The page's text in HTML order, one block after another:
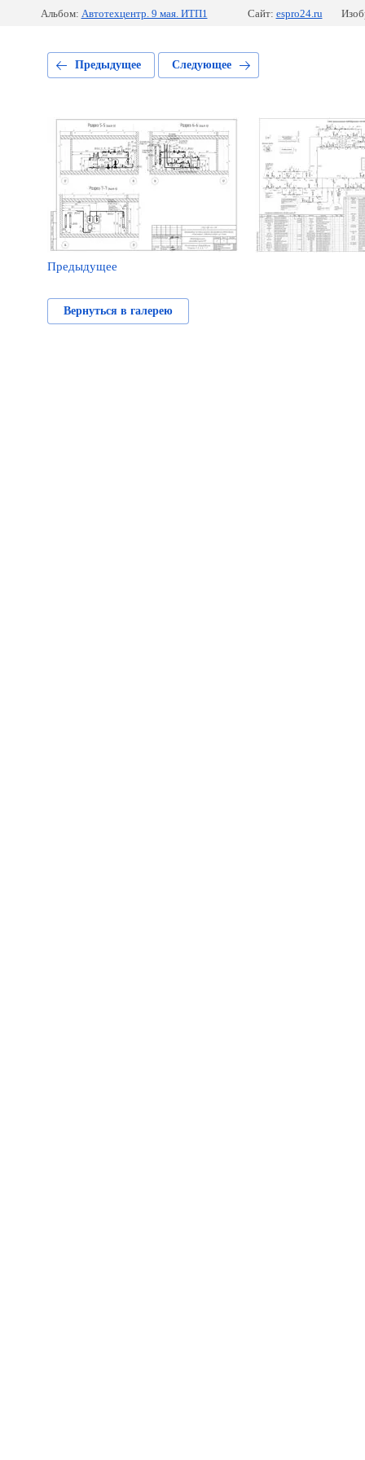
Альбом: Автотехцентр. 9 мая. ИТП1 Сайт: espro24.ru
Предыдущее Следующее
Предыдущее
Вернуться в галерею